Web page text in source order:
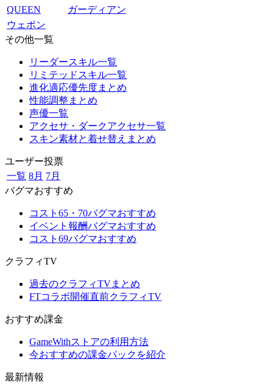
QUEEN
ガーディアン
ウェポン
その他一覧
リーダースキル一覧
リミテッドスキル一覧
進化適応優先度まとめ
性能調整まとめ
声優一覧
アクセサ・ダークアクセサ一覧
スキン素材と着せ替えまとめ
ユーザー投票
一覧 8月 7月
バグマおすすめ
コスト65・70バグマおすすめ
イベント報酬バグマおすすめ
コスト69バグマおすすめ
クラフィTV
過去のクラフィTVまとめ
FTコラボ開催直前クラフィTV
おすすめ課金
GameWithストアの利用方法
今おすすめの課金パックを紹介
最新情報